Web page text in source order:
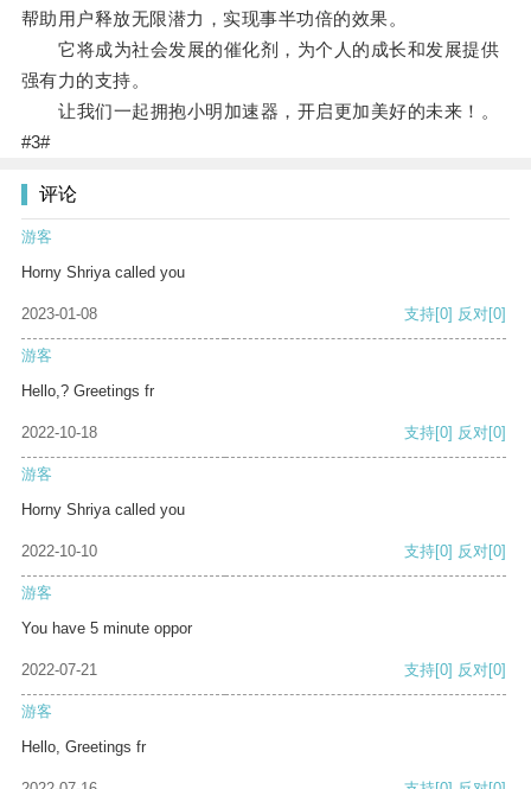
帮助用户释放无限潜力，实现事半功倍的效果。
它将成为社会发展的催化剂，为个人的成长和发展提供
强有力的支持。
让我们一起拥抱小明加速器，开启更加美好的未来！。
#3#
评论
游客
Horny Shriya called you
2023-01-08 支持[0] 反对[0]
游客
Hello,? Greetings fr
2022-10-18 支持[0] 反对[0]
游客
Horny Shriya called you
2022-10-10 支持[0] 反对[0]
游客
You have 5 minute oppor
2022-07-21 支持[0] 反对[0]
游客
Hello, Greetings fr